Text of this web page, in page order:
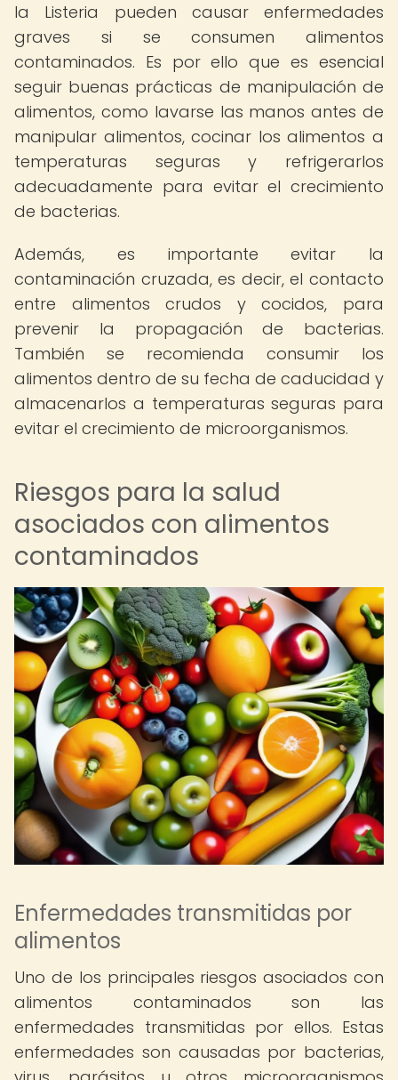
la Listeria pueden causar enfermedades
graves si se consumen alimentos
contaminados. Es por ello que es esencial
seguir buenas prácticas de manipulación de
alimentos, como lavarse las manos antes de
manipular alimentos, cocinar los alimentos a
temperaturas seguras y refrigerarlos
adecuadamente para evitar el crecimiento
de bacterias.
Además, es importante evitar la
contaminación cruzada, es decir, el contacto
entre alimentos crudos y cocidos, para
prevenir la propagación de bacterias.
También se recomienda consumir los
alimentos dentro de su fecha de caducidad y
almacenarlos a temperaturas seguras para
evitar el crecimiento de microorganismos.
Riesgos para la salud
asociados con alimentos
contaminados
Enfermedades transmitidas por
alimentos
Uno de los principales riesgos asociados con
alimentos contaminados son las
enfermedades transmitidas por ellos. Estas
enfermedades son causadas por bacterias,